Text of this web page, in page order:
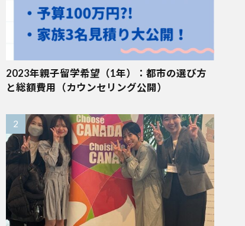
2023年親子留学希望（1年）：都市の選び方
と総額費用（カウンセリング公開）